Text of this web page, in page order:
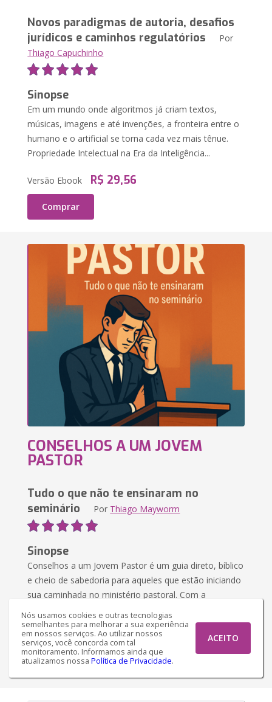
Nós usamos cookies e outras tecnologias
semelhantes para melhorar a sua experiência
em nossos serviços. Ao utilizar nossos
serviços, você concorda com tal
monitoramento. Informamos ainda que
atualizamos nossa Política de Privacidade.
ACEITO
Novos paradigmas de autoria, desafios
jurídicos e caminhos regulatórios Por
Thiago Capuchinho
Sinopse
Em um mundo onde algoritmos já criam textos,
músicas, imagens e até invenções, a fronteira entre o
humano e o artificial se torna cada vez mais tênue.
Propriedade Intelectual na Era da Inteligência...
Versão Ebook R$ 29,56
Comprar
CONSELHOS A UM JOVEM
PASTOR
Tudo o que não te ensinaram no
seminário Por Thiago Mayworm
Sinopse
Conselhos a um Jovem Pastor é um guia direto, bíblico
e cheio de sabedoria para aqueles que estão iniciando
sua caminhada no ministério pastoral. Com a
experiência de quem vive o pastoreio diariame...
Versão Ebook R$ 35,50
Comprar